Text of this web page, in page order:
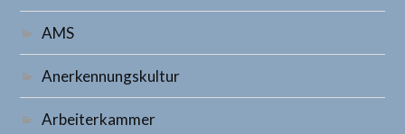
AMS
Anerkennungskultur
Arbeiterkammer